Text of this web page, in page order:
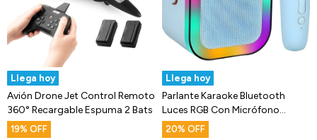
Llega hoy
Avión Drone Jet Control Remoto
360° Recargable Espuma 2 Bats
19
Llega hoy
Parlante Karaoke Bluetooth
Luces RGB Con Micrófono
Portable
20